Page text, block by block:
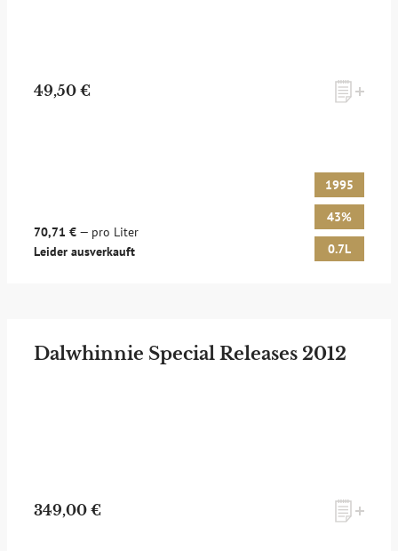
49,50 €
70,71 € — pro Liter
Leider ausverkauft
1995
43%
0.7L
Dalwhinnie Special Releases 2012
349,00 €